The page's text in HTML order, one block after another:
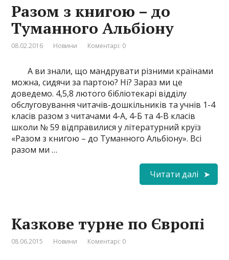
Разом з книгою – до
Туманного Альбіону
08.02.2016 Новини Коментарі: 0
А ви знали, що мандрувати різними країнами
можна, сидячи за партою? Ні? Зараз ми це
доведемо. 4,5,8 лютого бібліотекарі відділу
обслуговування читачів-дошкільників та учнів 1-4
класів разом з читачами 4-А, 4-Б та 4-В класів
школи № 59 відправилися у літературний круїз
«Разом з книгою – до Туманного Альбіону». Всі
разом ми …
Читати далі
Казкове турне по Європі
08.06.2015 Новини Коментарі: 0